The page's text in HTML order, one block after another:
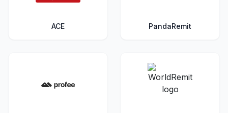
ACE PandaRemit